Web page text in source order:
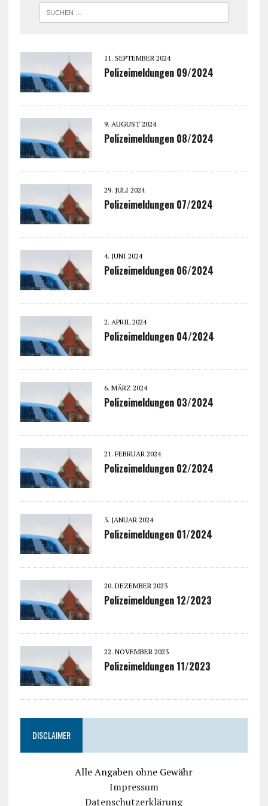
11. SEPTEMBER 2024
Polizeimeldungen 09/2024
9. AUGUST 2024
Polizeimeldungen 08/2024
29. JULI 2024
Polizeimeldungen 07/2024
4. JUNI 2024
Polizeimeldungen 06/2024
2. APRIL 2024
Polizeimeldungen 04/2024
6. MÄRZ 2024
Polizeimeldungen 03/2024
21. FEBRUAR 2024
Polizeimeldungen 02/2024
3. JANUAR 2024
Polizeimeldungen 01/2024
20. DEZEMBER 2023
Polizeimeldungen 12/2023
22. NOVEMBER 2023
Polizeimeldungen 11/2023
DISCLAIMER
Alle Angaben ohne Gewähr
Impressum
Datenschutzerklärung